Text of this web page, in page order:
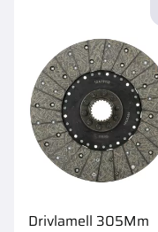
Drivlamell 305Mm